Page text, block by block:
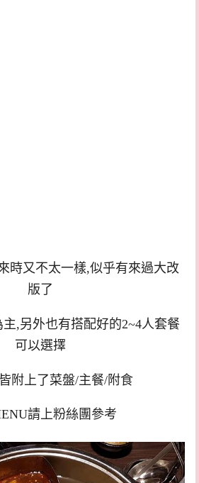
時又不太一樣,似乎有來過大改
版了
,另外也有搭配好的2~4人套餐
可以選擇
附上了菜盤/主餐/附食
請上粉絲團參考